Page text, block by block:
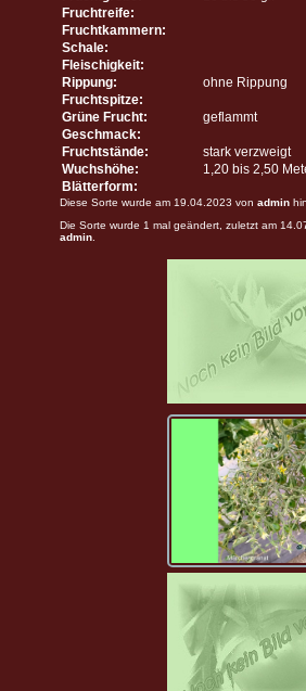
Fruchtreife:
Fruchtkammern:
Schale:
Fleischigkeit:
Rippung:
ohne Rippung
Fruchtspitze:
Grüne Frucht:
geflammt
Geschmack:
Fruchtstände:
stark verzweigt
Wuchshöhe:
1,20 bis 2,50
Blätterform:
Diese Sorte wurde am 19.04.2023 von admin
Die Sorte wurde 1 mal geändert, zuletzt am
admin